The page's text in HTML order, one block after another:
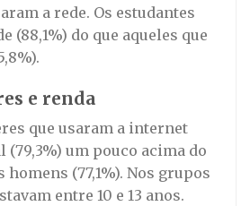
a rede. Os estudantes
(88,1%) do que aqueles que
e renda
que usaram a internet
um pouco acima do
(77,1%). Nos grupos
entre 10 e 13 anos.